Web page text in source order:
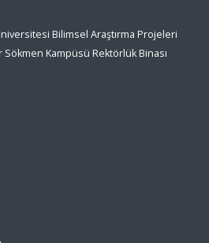
Bilimsel Araştırma Projeleri
Kampüsü Rektörlük Binası